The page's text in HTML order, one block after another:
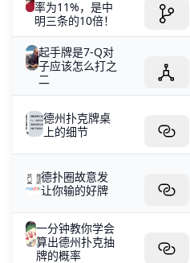
率为11%，是中
明三条的10倍！
起手牌是7-Q对
子应该怎么打之
二
德州扑克牌桌
上的细节
德扑圈故意发
让你输的好牌
一分钟教你学会
算出德州扑克抽
牌的概率